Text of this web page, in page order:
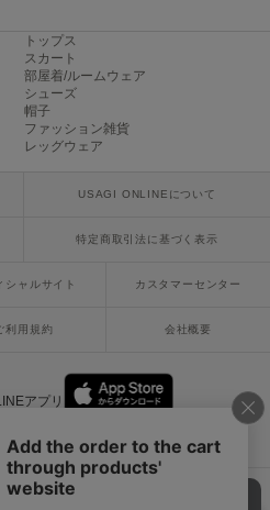
トップス
スカート
部屋着/ルームウェア
シューズ
帽子
ファッション雑貨
レッグウェア
USAGI ONLINEについて
特定商取引法に基づく表示
シャルサイト カスタマーセンター
利用規約 会社概要
アプリ
はこちら